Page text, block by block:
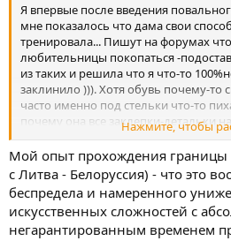
Я впервые после введения
мне показалось что дама свои
тренировала... Пишут на форумах
любительницы покопаться -
из таких и решила что я что-то
заклинило ))). Хотя обувь почему-то
часто именно под стельки что-то
почему она все заклепки-детальки
прощупывала...Что туда можно
она видела, я просто не успела их
документов пройдя на осмотр.
шли без проверок тк с пустыми
скучно дамам... Через сканер вещи
Вот со мной развлеклась-поработала
это может быть и старайтесь
Нажмите, чтобы
Мой опыт прохождения границы
с Литва - Белоруссия) - что это
беспредела и намеренного
искусственных сложностей с
негарантированным временем